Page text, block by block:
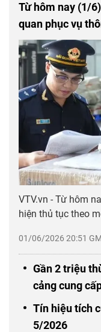
Từ hôm nay (1/
quan phục vụ
01/06/2026 20:51
VTV.vn - Từ hôm
hiện thủ tục theo
Gần 2 triệu
cảng cung
Tín hiệu tích
5/2026